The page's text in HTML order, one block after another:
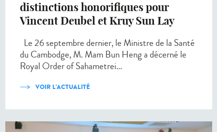
distinctions honorifiques pour
Vincent Deubel et Kruy Sun Lay
Le 26 septembre dernier, le Ministre de la Santé
du Cambodge, M. Mam Bun Heng a décerné le
Royal Order of Sahametrei...
VOIR L'ACTUALITÉ